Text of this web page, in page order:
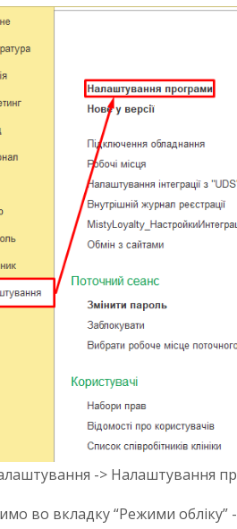
-> Налаштування
во вкладку “Режими обліку”